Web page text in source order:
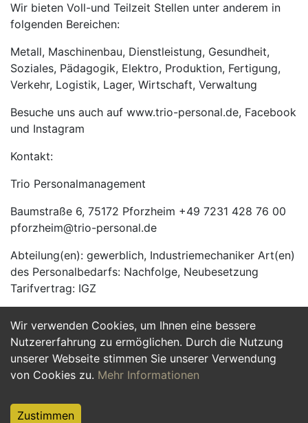
Wir verwenden Cookies, um Ihnen eine bessere
Nutzererfahrung zu ermöglichen. Durch die Nutzung
unserer Webseite stimmen Sie unserer Verwendung
von Cookies zu. Mehr Informationen
Zustimmen
Wir bieten Voll-und Teilzeit Stellen unter anderem in
folgenden Bereichen:
Metall, Maschinenbau, Dienstleistung, Gesundheit,
Soziales, Pädagogik, Elektro, Produktion, Fertigung,
Verkehr, Logistik, Lager, Wirtschaft, Verwaltung
Besuche uns auch auf www.trio-personal.de, Facebook
und Instagram
Kontakt:
Trio Personalmanagement
Baumstraße 6, 75172 Pforzheim +49 7231 428 76 00
pforzheim@trio-personal.de
Abteilung(en): gewerblich, Industriemechaniker Art(en)
des Personalbedarfs: Nachfolge, Neubesetzung
Tarifvertrag: IGZ
Jetzt Bewerben